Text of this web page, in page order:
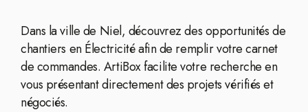
Dans la ville de Niel, découvrez des opportunités de
chantiers en Électricité afin de remplir votre carnet
de commandes. ArtiBox facilite votre recherche en
vous présentant directement des projets vérifiés et
négociés.